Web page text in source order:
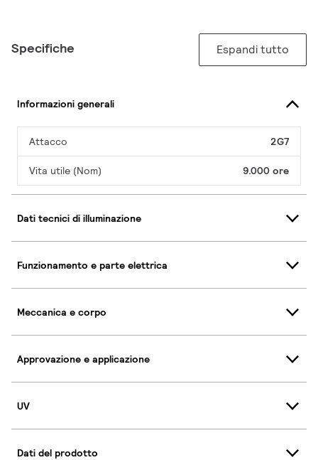
Specifiche Espandi tutto
Informazioni generali
Attacco 2G7
Vita utile (Nom) 9.000 ore
Dati tecnici di illuminazione
Funzionamento e parte elettrica
Meccanica e corpo
Approvazione e applicazione
UV
Dati del prodotto